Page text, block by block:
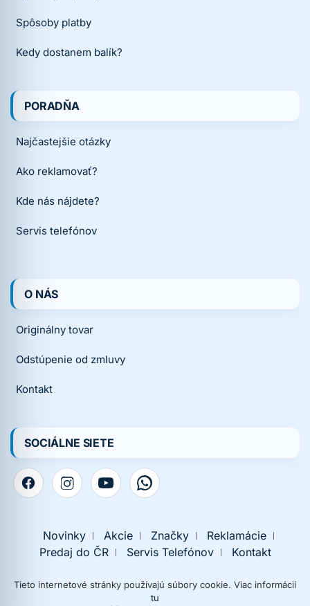
Spôsoby platby
Kedy dostanem balík?
PORADŇA
Najčastejšie otázky
Ako reklamovať?
Kde nás nájdete?
Servis telefónov
O NÁS
Originálny tovar
Odstúpenie od zmluvy
Kontakt
SOCIÁLNE SIETE
Novinky Akcie Značky
Reklamácie
Predaj do ČR
Servis Telefónov Kontakt
Tieto internetové stránky používajú súbory cookie. Viac informácií
tu